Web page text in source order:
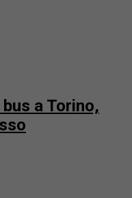
a Torino,